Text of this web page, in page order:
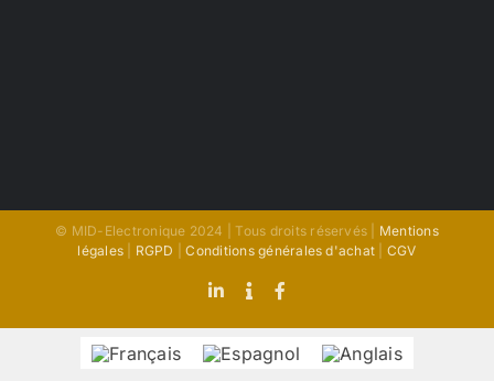
© MID-Electronique 2024 | Tous droits réservés | Mentions
légales
RGPD |Conditions générales d'achat CGV
LinkedIn
Indeed